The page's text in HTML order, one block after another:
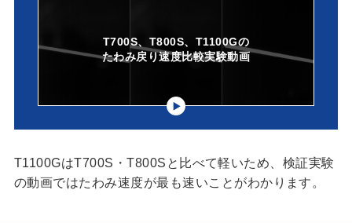
T700S、T800S、T1100Gの
たわみ戻り速度比較実験動画
T1100GはT700S・T800Sと比べて軽いため、検証実験
の動画ではたわみ速度が最も速いことがわかります。